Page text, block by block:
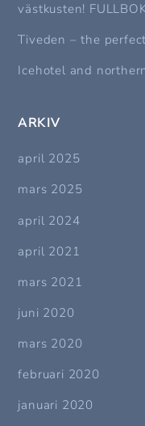
västkusten!
Tiveden – the
Icehotel and
ARKIV
april 2025
mars 2025
april 2024
april 2021
mars 2021
juni 2020
mars 2020
februari 2020
januari 2020